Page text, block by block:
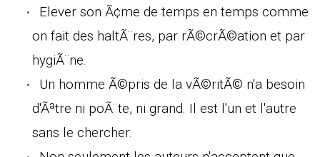
Elever son Ã¢me de temps en temps comme
on fait des haltÃ¨res, par rÃ©crÃ©ation et par
hygiÃ¨ne.
Un homme Ã©pris de la vÃ©ritÃ© n'a besoin
d'Ãªtre ni poÃ¨te, ni grand. Il est l'un et l'autre
sans le chercher.